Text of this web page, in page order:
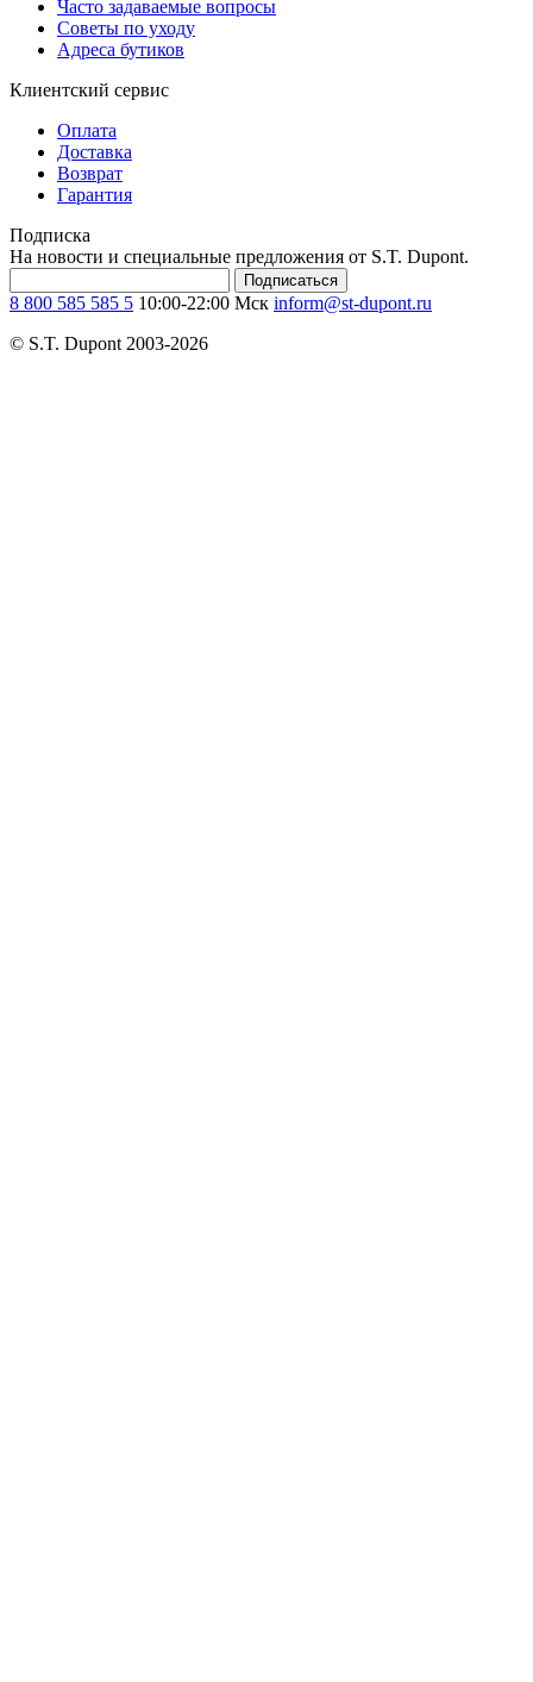
Часто задаваемые вопросы
Советы по уходу
Адреса бутиков
Клиентский сервис
Оплата
Доставка
Возврат
Гарантия
Подписка
На новости и специальные предложения от S.T. Dupont.
Подписаться
8 800 585 585 5 10:00-22:00 Мск inform@st-dupont.ru
© S.T. Dupont 2003-2026